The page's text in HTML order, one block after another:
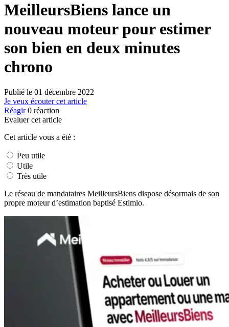
MeilleursBiens lance un
nouveau moteur pour estimer
son bien en deux minutes
chrono
Publié le 01 décembre 2022
Je veux écouter cet article
Réagir 0 réaction
Evaluer cet article
Cet article vous a été :
Peu utile
Utile
Très utile
Le réseau de mandataires MeilleursBiens dispose désormais de son
propre moteur d’estimation baptisé Estimio.